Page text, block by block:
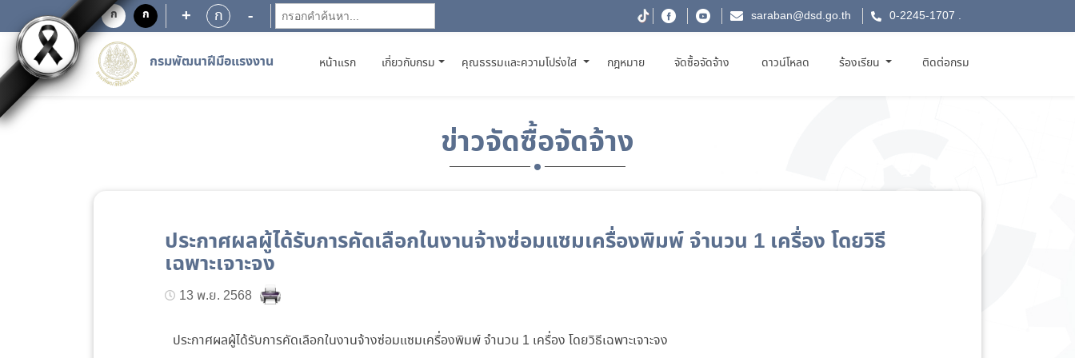
ก ก + ก - saraban@dsd.go.th 0-2245-1707 .
กรมพัฒนาฝีมือแรงงาน หน้าแรก(CURRENT)
เกี่ยวกับกรม คุณธรรมและความโปร่งใส กฎหมาย จัดซื้อจัดจ้าง ดาวน์โหลด ร้องเรียน ติดต่อกรม
ข่าวจัดซื้อจัดจ้าง
ประกาศผลผู้ได้รับการคัดเลือกในงานจ้างซ่อมแซมเครื่องพิมพ์ จำนวน 1 เครื่อง โดยวิธี
เฉพาะเจาะจง
13 พ.ย. 2568
ประกาศผลผู้ได้รับการคัดเลือกในงานจ้างซ่อมแซมเครื่องพิมพ์ จำนวน 1 เครื่อง โดยวิธีเฉพาะเจาะจง